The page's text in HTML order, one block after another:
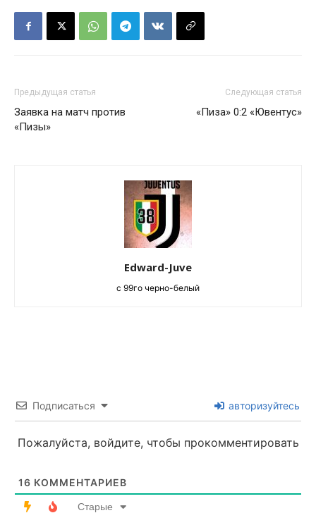
Предыдущая статья
Заявка на матч против
«Пизы»
Следующая статья
«Пиза» 0:2 «Ювентус»
Edward-Juve
c 99го черно-белый
Подписаться авторизуйтесь
Пожалуйста, войдите, чтобы прокомментировать
16 КОММЕНТАРИЕВ
Старые